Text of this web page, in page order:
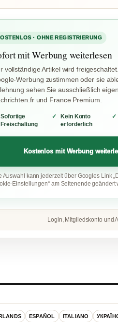
· OHNE REGISTRIERUNG
mit Werbung weiterlesen
vollständige Artikel wird
Werbung zustimmen oder sie
sehen Sie ausschließlich
und France Premium.
Sofortige
Freischaltung
Kein Konto
erforderlich
Kostenlos mit Werbung
Auswahl kann jederzeit über Googles Link
Einstellungen“ am Seitenende geändert
Login, Mitgliedskonto und
ESPAÑOL ITALIANO